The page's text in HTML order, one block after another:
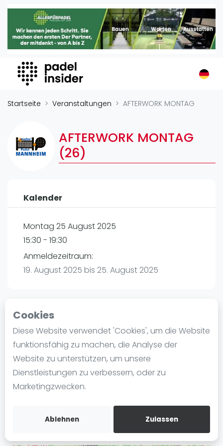
Cookies
Diese Website verwendet 'Cookies', um die Website
funktionsfähig zu machen, die Analyse der
Website zu unterstützen, um unsere
Dienstleistungen zu verbessern, oder zu
Marketingzwecken.
Ablehnen Zulassen
Padel Insider
Home
Organisationen
Buchungssysteme
Padel-Shops
Verschiedenes
Veranstaltungen
International
Ranking
Männer
Frauen
Blog
Die Geschichte von Padel
Regeln und Punktzählung
Padel Schläge
Video
Startseite Veranstaltungen AFTERWORK MONTAG
AFTERWORK MONTAG
(26)
Kalender
Montag 25 August 2025
15:30 - 19:30
Anmeldezeitraum:
19. August 2025 bis 25. August 2025
Playtomic
maba! Padel Mannheim | Mannheim
Christian-Friedrich-Schwan-Straße 5-7
68167Mannheim
Routebeschrijving